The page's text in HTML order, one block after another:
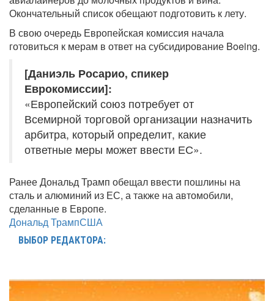
Окончательный список обещают подготовить к лету.
В свою очередь Европейская комиссия начала
готовиться к мерам в ответ на субсидирование Boeing.
[Даниэль Росарио, спикер
Еврокомиссии]:
«Европейский союз потребует от
Всемирной торговой организации назначить
арбитра, который определит, какие
ответные меры может ввести ЕС».
Ранее Дональд Трамп обещал ввести пошлины на
сталь и алюминий из ЕС, а также на автомобили,
сделанные в Европе.
Дональд ТрампСША
ВЫБОР РЕДАКТОРА: